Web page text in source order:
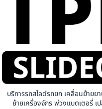
บริการรถสไลด์รถยก เคลื่อนย้าย
ย้ายเครื่องจักร พ่วงแบตเตอรี่ เ